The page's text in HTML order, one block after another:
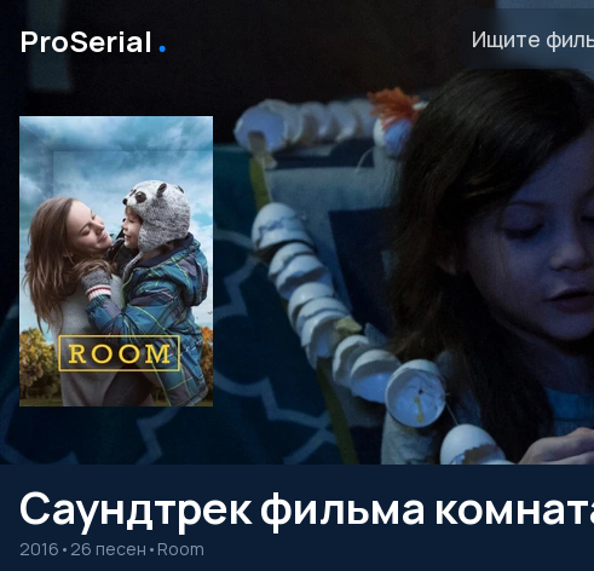
ProSerial ․
Саундтрек фильма
2016 • 26 песен • Room